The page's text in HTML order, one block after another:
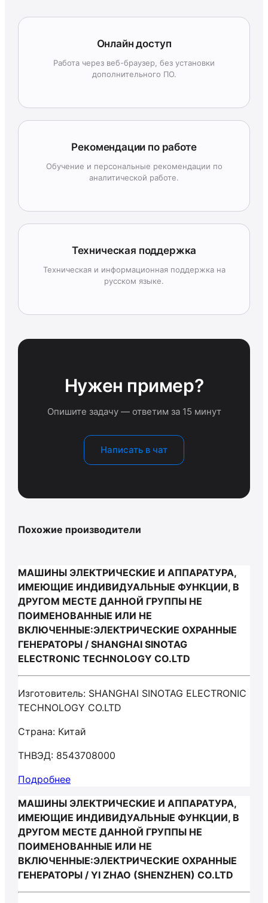
Онлайн доступ
Работа через веб-браузер, без установки
дополнительного ПО.
Рекомендации по работе
Обучение и персональные рекомендации по
аналитической работе.
Техническая поддержка
Техническая и информационная поддержка на
русском языке.
Нужен пример?
Опишите задачу — ответим за 15 минут
Написать в чат
Похожие производители
МАШИНЫ ЭЛЕКТРИЧЕСКИЕ И АППАРАТУРА,
ИМЕЮЩИЕ ИНДИВИДУАЛЬНЫЕ ФУНКЦИИ, В
ДРУГОМ МЕСТЕ ДАННОЙ ГРУППЫ НЕ
ПОИМЕНОВАННЫЕ ИЛИ НЕ
ВКЛЮЧЕННЫЕ:ЭЛЕКТРИЧЕСКИЕ ОХРАННЫЕ
ГЕНЕРАТОРЫ / SHANGHAI SINOTAG
ELECTRONIC TECHNOLOGY CO.LTD
Изготовитель: SHANGHAI SINOTAG ELECTRONIC
TECHNOLOGY CO.LTD
Страна: Китай
ТНВЭД: 8543708000
Подробнее
МАШИНЫ ЭЛЕКТРИЧЕСКИЕ И АППАРАТУРА,
ИМЕЮЩИЕ ИНДИВИДУАЛЬНЫЕ ФУНКЦИИ, В
ДРУГОМ МЕСТЕ ДАННОЙ ГРУППЫ НЕ
ПОИМЕНОВАННЫЕ ИЛИ НЕ
ВКЛЮЧЕННЫЕ:ЭЛЕКТРИЧЕСКИЕ ОХРАННЫЕ
ГЕНЕРАТОРЫ / YI ZHAO (SHENZHEN) CO.LTD